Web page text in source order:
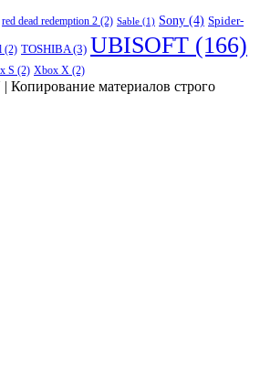
red dead redemption 2 (2) Sable (1) Sony (4) Spider-
(2) TOSHIBA(3) UBISOFT (166)
S (2) Xbox X (2)
материалов строго